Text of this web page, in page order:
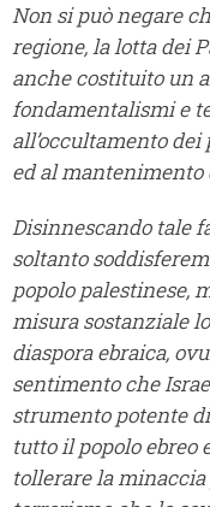
Non si può negare
regione, la lotta dei
anche costituito un
fondamentalismi e
all’occultamento
ed al mantenimento
Disinnescando tale
soltanto
popolo palestinese,
misura sostanziale
diaspora ebraica,
sentimento che
strumento potente
tutto il popolo ebreo
tollerare la